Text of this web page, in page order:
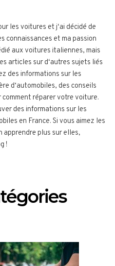
les voitures et j‘ai décidé de
connaissances et ma passion
dié aux voitures italiennes, mais
articles surd‘autres sujets liés
z des informations surles
ère d‘automobiles, des conseils
comment réparervotre voiture.
verdes informations surles
en France. Si vous aimez les
plus sur elles,
!